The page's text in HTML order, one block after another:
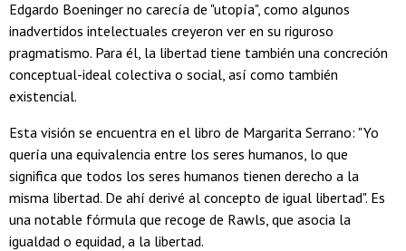
Edgardo Boeninger no carecía de "utopía", como algunos
inadvertidos intelectuales creyeron ver en su riguroso
pragmatismo. Para él, la libertad tiene también una concreción
conceptual-ideal colectiva o social, así como también
existencial.
Esta visión se encuentra en el libro de Margarita Serrano: "Yo
quería una equivalencia entre los seres humanos, lo que
significa que todos los seres humanos tienen derecho a la
misma libertad. De ahí derivé al concepto de igual libertad". Es
una notable fórmula que recoge de Rawls, que asocia la
igualdad o equidad, a la libertad.